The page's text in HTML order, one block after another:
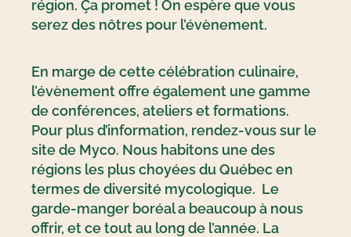
région. Ça promet ! On espère que vous
serez des nôtres pour l’évènement.
En marge de cette célébration culinaire,
l’évènement offre également une gamme
de conférences, ateliers et formations.
Pour plus d’information, rendez-vous sur le
site de Myco. Nous habitons une des
régions les plus choyées du Québec en
termes de diversité mycologique. Le
garde-manger boréal a beaucoup à nous
offrir, et ce tout au long de l’année. La